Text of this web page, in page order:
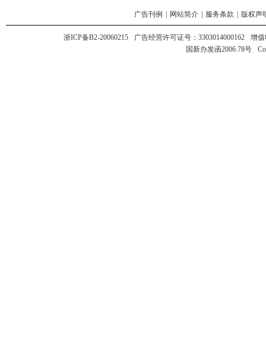
广告刊例 网站简介 服务条款 版权声
浙ICP备B2-20060215 广告经营许可证号：3303014000162
增
国新办发函2006.78号